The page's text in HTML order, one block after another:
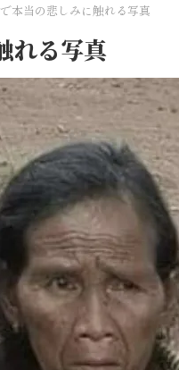
本当の悲しみに触れる写真
れる写真